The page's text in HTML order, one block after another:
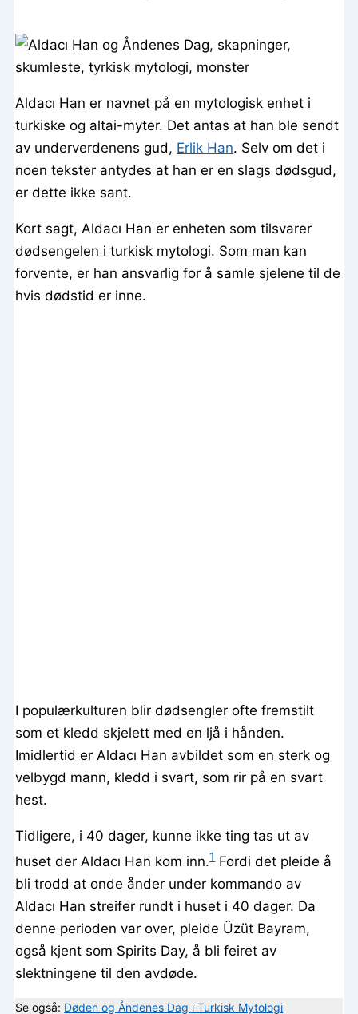
Aldacı Han er navnet på en mytologisk enhet i
turkiske og altai-myter. Det antas at han ble sendt
av underverdenens gud, Erlik Han. Selv om det i
noen tekster antydes at han er en slags dødsgud,
er dette ikke sant.
Kort sagt, Aldacı Han er enheten som tilsvarer
dødsengelen i turkisk mytologi. Som man kan
forvente, er han ansvarlig for å samle sjelene til de
hvis dødstid er inne.
I populærkulturen blir dødsengler ofte fremstilt
som et kledd skjelett med en ljå i hånden.
Imidlertid er Aldacı Han avbildet som en sterk og
velbygd mann, kledd i svart, som rir på en svart
hest.
Tidligere, i 40 dager, kunne ikke ting tas ut av
huset der Aldacı Han kom inn.1Fordi det pleide å
bli trodd at onde ånder under kommando av
Aldacı Han streifer rundt i huset i 40 dager. Da
denne perioden var over, pleide Üzüt Bayram,
også kjent som Spirits Day, å bli feiret av
slektningene til den avdøde.
Se også: Døden og Åndenes Dag i Turkisk Mytologi